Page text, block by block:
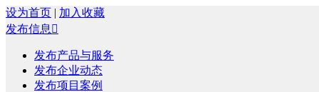
设为首页 | 加入收藏
发布信息 
发布产品与服务
发布企业动态
发布项目案例